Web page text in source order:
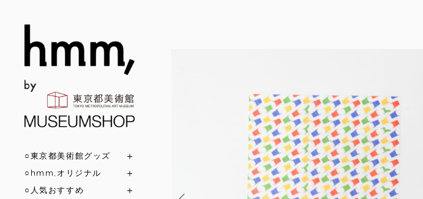
○東京都美術館グッズ
○hmm,オリジナル
○人気おすすめ